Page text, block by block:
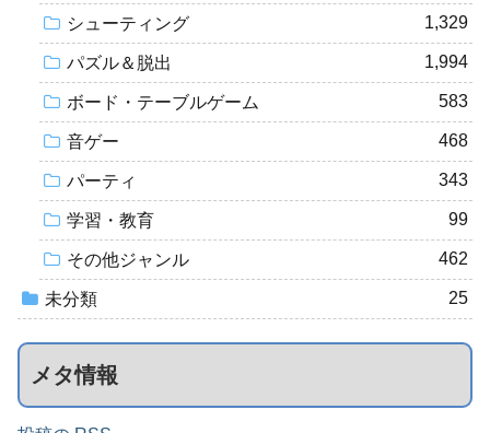
シューティング 1,329
パズル＆脱出 1,994
ボード・テーブルゲーム 583
音ゲー 468
パーティ 343
学習・教育 99
その他ジャンル 462
未分類 25
メタ情報